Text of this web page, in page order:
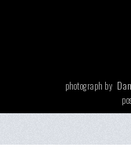
photograph by